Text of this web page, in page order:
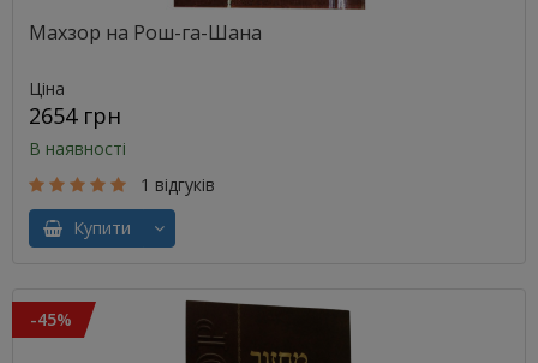
Махзор на Рош-га-Шана
Ціна
2654 грн
В наявності
1 відгуків
Купити
-45%